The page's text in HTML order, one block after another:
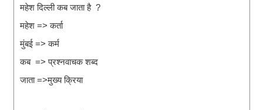
महेश दिल्ली कब जाता है ?
महेश => कर्ता
मुंबई => कर्म
कब => प्रश्नवाचक शब्द
जाता =>मुख्य क्रिया